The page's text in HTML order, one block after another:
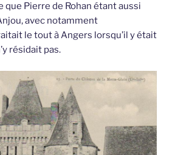
que Pierre de Rohan étant aussi
avec notamment
le tout à Angers lorsqu’il y était
résidait pas.